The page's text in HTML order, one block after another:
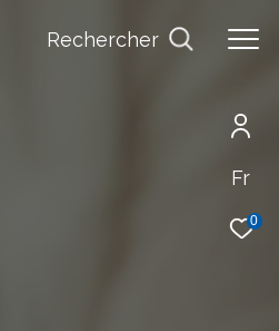
Fr
0
Rechercher